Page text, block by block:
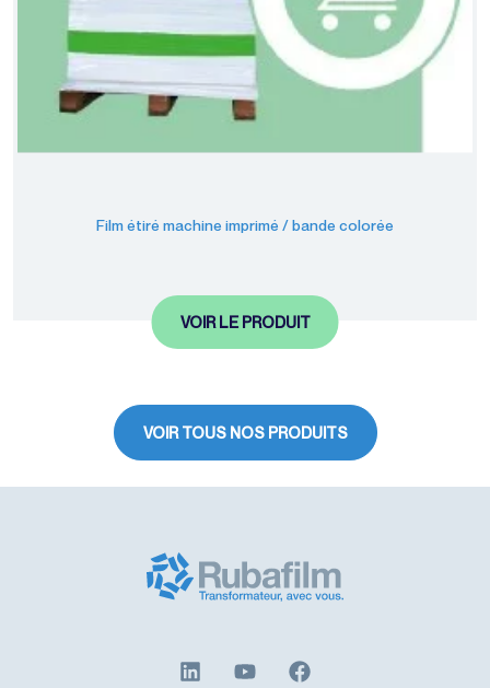
Film étiré machine imprimé / bande colorée
VOIR LE PRODUIT
VOIR TOUS NOS PRODUITS